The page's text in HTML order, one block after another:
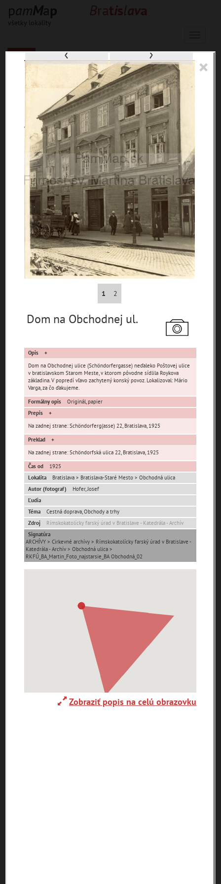
pamMap
všetky lokality
Bratislava
33656 inventárnych jednotiek, 56590
digitálnych záberov, 6854 encykl.
hesiel
materiály
miesta
témy
udalosti
ľudia
zdroje
pamiatky
čas
Lamač
Podunajské
Biskupice
Rača Rusovce
Ružinov Staré Mesto
Vrakuňa Záhorská Bystrica
Neznáme
umiestnenie
Ulice (podľa abecedy)
A B C D E F G H I J
K
M N O P R S T U V W
X
Z
1. mája (0) 29. augusta (171)
pam
×
‹ ›
1 2
Dom na Obchodnej ul.
Opis
Dom na Obchodnej ulice (Schöndorfergasse) neďaleko Poštovej ulice
v bratislavskom Starom Meste, v ktorom pôvodne sídlila Roykova
základina. V popredí vľavo zachytený konský povoz. Lokalizoval: Mário
Varga, za čo ďakujeme.
Formálny opis
Originál, papier
Prepis
Na zadnej strane: Schöndorferg(asse) 22, Bratislava, 1925
Preklad
Na zadnej strane: Schöndorfská ulica 22, Bratislava, 1925
Čas od
1925
Lokalita
Bratislava > Bratislava-Staré Mesto > Obchodná ulica
Autor (fotograf)
Hofer, Josef
Ľudia
Téma
Cestná doprava, Obchody a trhy
Zdroj
Rímskokatolícky farský úrad v Bratislave - Katedrála - Archív
Signatúra
ARCHÍVY > Cirkevné archívy > Rímskokatolícky farský úrad v Bratislave -
Katedrála - Archív > Obchodná ulica >
RKFÚ_BA_Martin_Foto_najstarsie_BA Obchodná_02
Zobraziť popis na celú obrazovku